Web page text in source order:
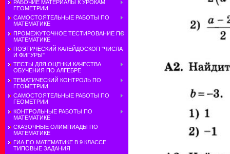
РАБОЧИЕ МАТЕРИАЛЫ К УРОКАМ
ГЕОМЕТРИИ
САМОСТОЯТЕЛЬНЫЕ РАБОТЫ ПО
МАТЕМАТИКЕ
ПРОМЕЖУТОЧНОЕ ТЕСТИРОВАНИЕ ПО
МАТЕМАТИКЕ
ПОЭТИЧЕСКИЙ КАЛЕЙДОСКОП "ЧИСЛА
И ФИГУРЫ"
ТЕСТЫ ДЛЯ ОЦЕНКИ КАЧЕСТВА
ОБУЧЕНИЯ ПО АЛГЕБРЕ
ТЕМАТИЧЕСКИЙ КОНТРОЛЬ ПО
ГЕОМЕТРИИ
САМОСТОЯТЕЛЬНЫЕ РАБОТЫ ПО
ГЕОМЕТРИИ
КОНТРОЛЬНЫЕ РАБОТЫ ПО
МАТЕМАТИКЕ
СКАЗОЧНЫЕ ОЛИМПИАДЫ ПО
МАТЕМАТИКЕ
ГИА ПО МАТЕМАТИКЕ В 9 КЛАССЕ.
ТИПОВЫЕ ЗАДАНИЯ